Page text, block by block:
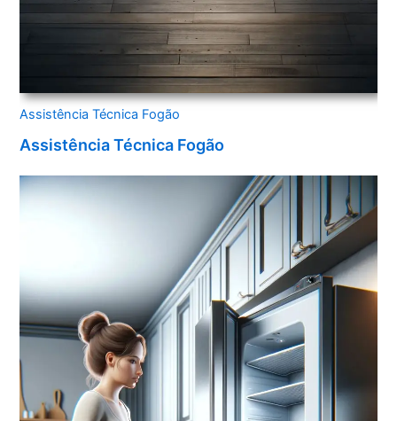
Assistência Técnica Fogão
Assistência Técnica Fogão